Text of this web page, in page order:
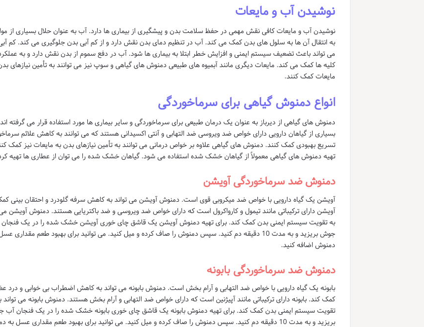
نوشیدن آب و مایعات
نوشیدن آب و مایعات کافی نقش مهمی در حفظ سلامت بدن و پیشگیری از بیماری ها دارد. آب به عنوان حلال بسیاری از
به انتقال آن ها به سلول های بدن کمک می کند. آب در تنظیم دمای بدن نقش دارد و از کم آبی بدن جلوگیری می کند. کم
می تواند باعث تضعیف سیستم ایمنی و افزایش خطر ابتلا به بیماری ها شود. آب در دفع سموم از بدن نقش دارد و به
کلیه ها کمک می کند. مایعات دیگری مانند آبمیوه های طبیعی دمنوش های گیاهی و سوپ نیز می توانند به تأمین نیازهای
مایعات کمک کنند.
انواع دمنوش گیاهی برای سرماخوردگی
دمنوش های گیاهی از دیرباز به عنوان یک درمان طبیعی برای سرماخوردگی و سایر بیماری ها مورد استفاده قرار می گرفته
بسیاری از گیاهان دارویی دارای خواص ضد ویروسی ضد التهابی و آنتی اکسیدانی هستند که می توانند به کاهش علائم
تسریع بهبودی کمک کنند. دمنوش های گیاهی علاوه بر خواص درمانی می توانند به تأمین نیازهای بدن به مایعات نیز کمک
تهیه دمنوش های گیاهی معمولاً از گیاهان خشک شده استفاده می شود. گیاهان خشک شده را می توان از عطاری ها تهیه
دمنوش ضد سرماخوردگی آویشن
آویشن یک گیاه دارویی با خواص ضد میکروبی قوی است. دمنوش آویشن می تواند به کاهش سرفه گلودرد و احتقان بینی
آویشن دارای ترکیباتی مانند تیمول و کارواکرول است که دارای خواص ضد ویروسی و ضد باکتریایی هستند. دمنوش آویشن می
به تقویت سیستم ایمنی بدن کمک کند. برای تهیه دمنوش آویشن یک قاشق چای خوری آویشن خشک شده را در یک
جوش بریزید و به مدت 10 دقیقه دم کنید. سپس دمنوش را صاف کرده و میل کنید. می توانید برای بهبود طعم مقداری
دمنوش اضافه کنید.
دمنوش ضد سرماخوردگی بابونه
بابونه یک گیاه دارویی با خواص ضد التهابی و آرام بخش است. دمنوش بابونه می تواند به کاهش اضطراب بی خوابی و درد
کمک کند. بابونه دارای ترکیباتی مانند آپیژنین است که دارای خواص ضد التهابی و آرام بخش هستند. دمنوش بابونه می تواند
تقویت سیستم ایمنی بدن کمک کند. برای تهیه دمنوش بابونه یک قاشق چای خوری بابونه خشک شده را در یک فنجان
بریزید و به مدت 10 دقیقه دم کنید. سپس دمنوش را صاف کرده و میل کنید. می توانید برای بهبود طعم مقداری عسل